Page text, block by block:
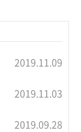
2019.11.09
2019.11.03
2019.09.28